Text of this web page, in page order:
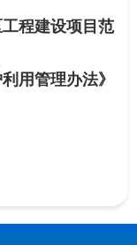
程建设项目范
用管理办法》